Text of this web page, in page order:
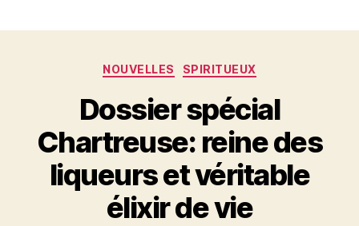
Catégories
NOUVELLES SPIRITUEUX
Dossier spécial
Chartreuse: reine des
liqueurs et véritable
élixir de vie